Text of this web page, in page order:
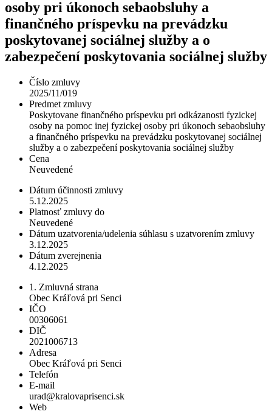
osoby pri úkonoch sebaobsluhy a
finančného príspevku na prevádzku
poskytovanej sociálnej služby a o
zabezpečení poskytovania sociálnej služby
Číslo zmluvy
2025/11/019
Predmet zmluvy
Poskytovane finančného príspevku pri odkázanosti fyzickej
osoby na pomoc inej fyzickej osoby pri úkonoch sebaobsluhy
a finančného príspevku na prevádzku poskytovanej sociálnej
služby a o zabezpečení poskytovania sociálnej služby
Cena
Neuvedené
Dátum účinnosti zmluvy
5.12.2025
Platnosť zmluvy do
Neuvedené
Dátum uzatvorenia/udelenia súhlasu s uzatvorením zmluvy
3.12.2025
Dátum zverejnenia
4.12.2025
1. Zmluvná strana
Obec Kráľová pri Senci
IČO
00306061
DIČ
2021006713
Adresa
Obec Kráľová pri Senci
Telefón
E-mail
urad@kralovaprisenci.sk
Web